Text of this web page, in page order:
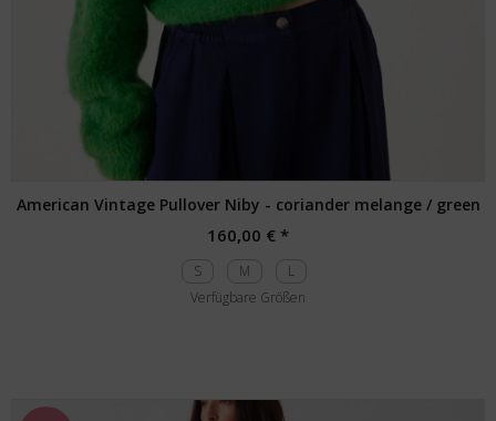
American Vintage Pullover Niby - coriander melange / green
160,00 € *
S M
L
Verfügbare Größen